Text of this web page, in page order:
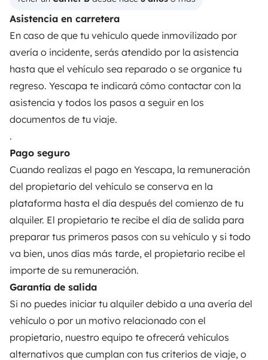
Asistencia en carretera
En caso de que tu vehículo quede inmovilizado por
avería o incidente, serás atendido por la asistencia
hasta que el vehículo sea reparado o se organice tu
regreso. Yescapa te indicará cómo contactar con la
asistencia y todos los pasos a seguir en los
documentos de tu viaje.
.
Pago seguro
Cuando realizas el pago en Yescapa, la remuneración
del propietario del vehículo se conserva en la
plataforma hasta el día después del comienzo de tu
alquiler. El propietario te recibe el día de salida para
preparar tus primeros pasos con su vehículo y si todo
va bien, unos días más tarde, el propietario recibe el
importe de su remuneración.
Garantía de salida
Si no puedes iniciar tu alquiler debido a una avería del
vehículo o por un motivo relacionado con el
propietario, nuestro equipo te ofrecerá vehículos
alternativos que cumplan con tus criterios de viaje, o
Tus primeros pasos en autocaravana
Las opiniones de nuestros usuarios
Ayuda viajero
PROPIETARIOS
Contrato de alquiler
Seguros de alquiler
Asistencias de alquiler
Ayuda propietario
Descargar en
App Store
Disponible en
Google Play